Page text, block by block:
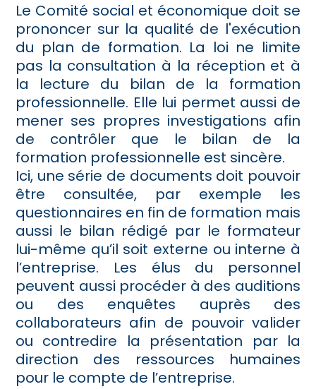
Le Comité social et économique doit se
prononcer sur la qualité de l'exécution
du plan de formation. La loi ne limite
pas la consultation à la réception et à
la lecture du bilan de la formation
professionnelle. Elle lui permet aussi de
mener ses propres investigations afin
de contrôler que le bilan de la
formation professionnelle est sincère.
Ici, une série de documents doit pouvoir
être consultée, par exemple les
questionnaires en fin de formation mais
aussi le bilan rédigé par le formateur
lui-même qu’il soit externe ou interne à
l’entreprise. Les élus du personnel
peuvent aussi procéder à des auditions
ou des enquêtes auprès des
collaborateurs afin de pouvoir valider
ou contredire la présentation par la
direction des ressources humaines
pour le compte de l’entreprise.